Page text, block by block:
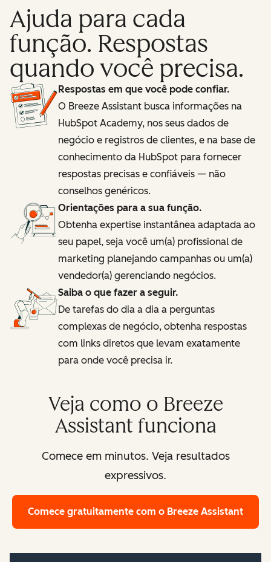
Ajuda para cada
função. Respostas
quando você precisa.
Respostas em que você pode confiar.
O Breeze Assistant busca informações na
HubSpot Academy, nos seus dados de
negócio e registros de clientes, e na base de
conhecimento da HubSpot para fornecer
respostas precisas e confiáveis — não
conselhos genéricos.
Orientações para a sua função.
Obtenha expertise instantânea adaptada ao
seu papel, seja você um(a) profissional de
marketing planejando campanhas ou um(a)
vendedor(a) gerenciando negócios.
Saiba o que fazer a seguir.
De tarefas do dia a dia a perguntas
complexas de negócio, obtenha respostas
com links diretos que levam exatamente
para onde você precisa ir.
Veja como o Breeze
Assistant funciona
Comece em minutos. Veja resultados
expressivos.
Comece gratuitamente com o Breeze Assistant